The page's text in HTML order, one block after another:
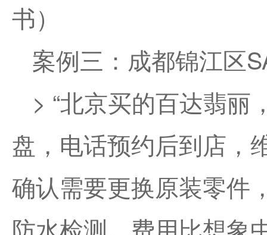
书）
案例三：成都锦江区
> “北京买的百达翡
盘，电话预约后到店，
确认需要更换原装零件